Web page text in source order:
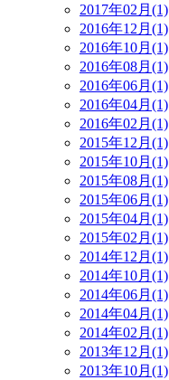
2017年02月(1)
2016年12月(1)
2016年10月(1)
2016年08月(1)
2016年06月(1)
2016年04月(1)
2016年02月(1)
2015年12月(1)
2015年10月(1)
2015年08月(1)
2015年06月(1)
2015年04月(1)
2015年02月(1)
2014年12月(1)
2014年10月(1)
2014年06月(1)
2014年04月(1)
2014年02月(1)
2013年12月(1)
2013年10月(1)